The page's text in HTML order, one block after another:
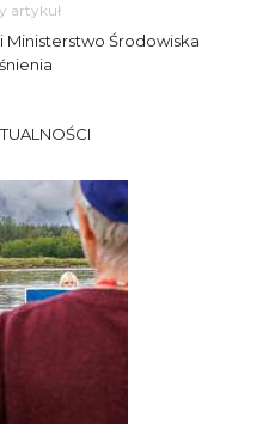
artykuł
Ministerstwo Środowiska